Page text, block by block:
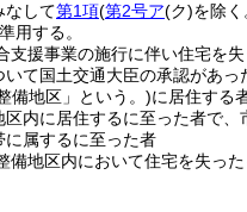
なして第1項(第2号ア(ク)を除く
用する。
支援事業の施行に伴い住宅を
て国土交通大臣の承認があっ
備地区」という。)に居住する者
内に居住するに至った者で、
に属するに至った者
備地区内において住宅を失っ